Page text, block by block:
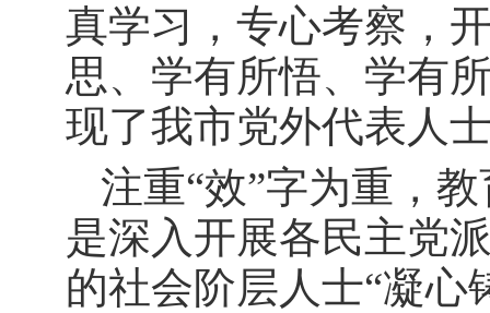
真学习，专心考察，
思、学有所悟、学有
现了我市党外代表人
注重“效”字为重，
是深入开展各民主党
的社会阶层人士“凝心